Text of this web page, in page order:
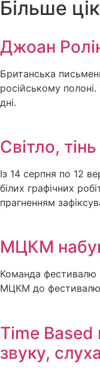
Більше
Джоан
Британська
російському
дні.
Світло,
Із 14 серпня по 12
білих графічних
прагненням
МЦКМ
Команда фестивалю
МЦКМ до фестивалю
Time Based
звуку,